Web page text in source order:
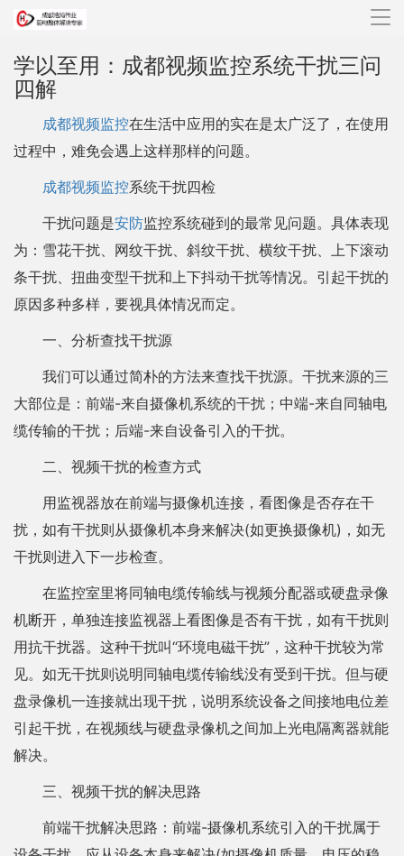
导
学以至用：成都视频监控系统干扰三问
四解
成都视频监控在生活中应用的实在是太广泛了，在使用
过程中，难免会遇上这样那样的问题。
成都视频监控系统干扰四检
干扰问题是安防监控系统碰到的最常见问题。具体表现
为：雪花干扰、网纹干扰、斜纹干扰、横纹干扰、上下滚动
条干扰、扭曲变型干扰和上下抖动干扰等情况。引起干扰的
原因多种多样，要视具体情况而定。
一、分析查找干扰源
我们可以通过简朴的方法来查找干扰源。干扰来源的三
大部位是：前端-来自摄像机系统的干扰；中端-来自同轴电
缆传输的干扰；后端-来自设备引入的干扰。
二、视频干扰的检查方式
用监视器放在前端与摄像机连接，看图像是否存在干
扰，如有干扰则从摄像机本身来解决(如更换摄像机)，如无
干扰则进入下一步检查。
在监控室里将同轴电缆传输线与视频分配器或硬盘录像
机断开，单独连接监视器上看图像是否有干扰，如有干扰则
用抗干扰器。这种干扰叫“环境电磁干扰”，这种干扰较为常
见。如无干扰则说明同轴电缆传输线没有受到干扰。但与硬
盘录像机一连接就出现干扰，说明系统设备之间接地电位差
引起干扰，在视频线与硬盘录像机之间加上光电隔离器就能
解决。
三、视频干扰的解决思路
前端干扰解决思路：前端-摄像机系统引入的干扰属于